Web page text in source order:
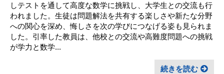
しテストを通して高度な数学に挑戦し、大学生との交流も行
われました。生徒は問題解法を共有する楽しさや新たな分野
への関心を深め、悔しさを次の学びにつなげる姿も見られま
した。引率した教員は、他校との交流や高難度問題への挑戦
が学力と数学...
続きを読む